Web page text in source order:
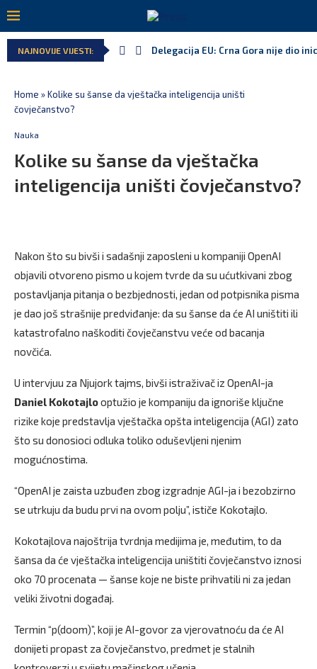
NAJNOVIJE VIJESTI:
Delegacija EU: Crna Gora nije dio
Home »Kolike su šanse da vještačka inteligencija uništi
čovječanstvo?
Nauka
Kolike su šanse da vještačka
inteligencija uništi čovječanstvo?
Nakon što su bivši i sadašnji zaposleni u kompaniji OpenAI
objavili otvoreno pismo u kojem tvrde da su ućutkivani zbog
postavljanja pitanja o bezbjednosti, jedan od potpisnika pisma
je dao još strašnije predviđanje: da su šanse da će AI uništiti ili
katastrofalno naškoditi čovječanstvu veće od bacanja
novčića.
U intervjuu za Njujork tajms, bivši istraživač iz OpenAI-ja
Daniel Kokotajlooptužio je kompaniju da ignoriše ključne
rizike koje predstavlja vještačka opšta inteligencija (AGI) zato
što su donosioci odluka toliko oduševljeni njenim
mogućnostima.
“OpenAI je zaista uzbuđen zbog izgradnje AGI-ja i bezobzirno
se utrkuju da budu prvi na ovom polju”, ističe Kokotajlo.
Kokotajlova najoštrija tvrdnja medijima je, međutim, to da
šansa da će vještačka inteligencija uništiti čovječanstvo iznosi
oko 70 procenata — šanse koje ne biste prihvatili ni za jedan
veliki životni događaj.
Termin “p(doom)”, koji je AI-govor za vjerovatnoću da će AI
donijeti propast za čovječanstvo, predmet je stalnih